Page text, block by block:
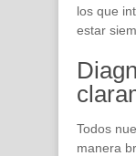
los que
estar
Todos
manera